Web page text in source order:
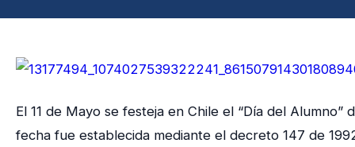
El 11 de Mayo se festeja en Chile el “Día del Alumno”
fecha fue establecida mediante el decreto 147 de